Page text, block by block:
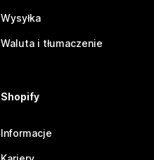
Wysyłka
Waluta i tłumaczenie
Shopify
Informacje